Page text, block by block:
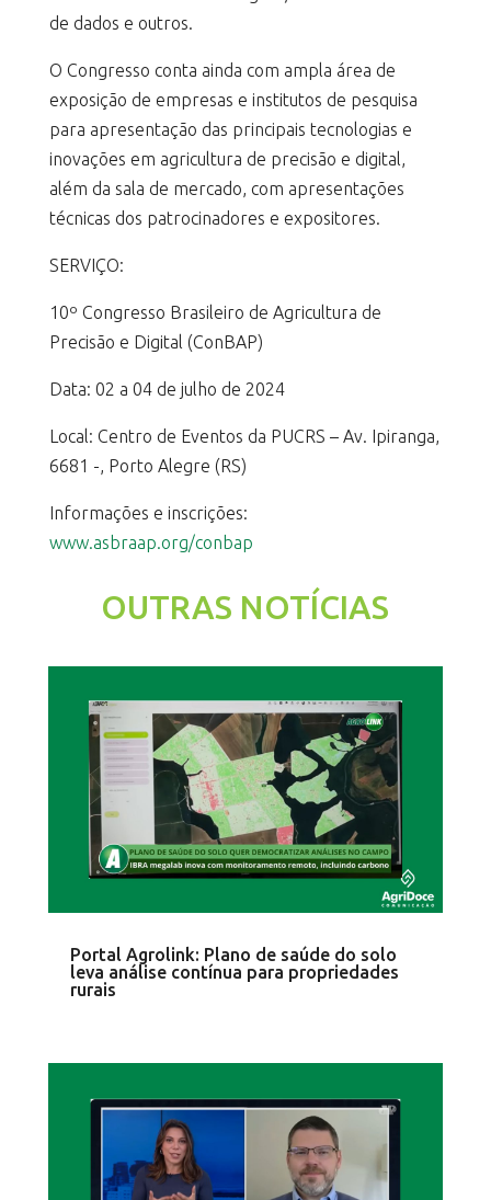
de dados e outros.
O Congresso conta ainda com ampla área de
exposição de empresas e institutos de pesquisa
para apresentação das principais tecnologias e
inovações em agricultura de precisão e digital,
além da sala de mercado, com apresentações
técnicas dos patrocinadores e expositores.
SERVIÇO:
10º Congresso Brasileiro de Agricultura de
Precisão e Digital (ConBAP)
Data: 02 a 04 de julho de 2024
Local: Centro de Eventos da PUCRS – Av. Ipiranga,
6681 -, Porto Alegre (RS)
Informações e inscrições:
www.asbraap.org/conbap
OUTRAS NOTÍCIAS
Portal Agrolink: Plano de saúde do solo
leva análise contínua para propriedades
rurais